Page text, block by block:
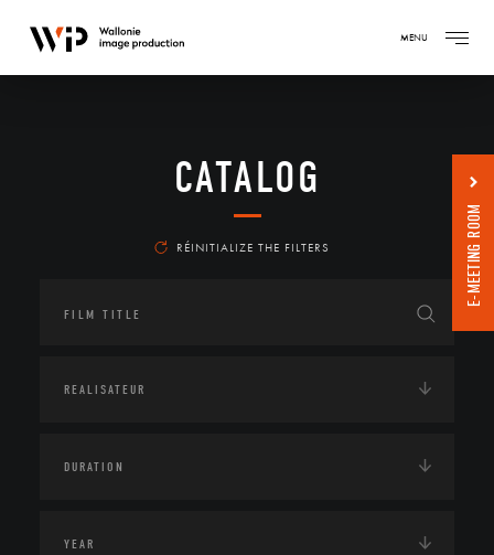
MENU
CATALOG
RÉINITIALIZE THE FILTERS E-MEETING ROOM